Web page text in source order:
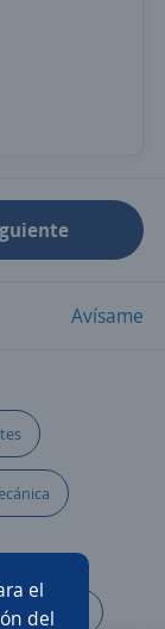
el
del
Avísame
generales